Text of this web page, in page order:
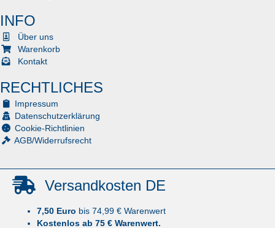
INFO
Über uns
Warenkorb
Kontakt
RECHTLICHES
Impressum
Datenschutzerklärung
Cookie-Richtlinien
AGB/Widerrufsrecht
Versandkosten DE
7,50 Euro bis 74,99 € Warenwert
Kostenlos ab 75 € Warenwert.